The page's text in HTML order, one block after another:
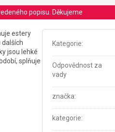
popisu. Děkujeme
estery
dalších
jsou lehké
splňuje
Kategorie:
Odpovědnost za
vady
značka:
kategorie: